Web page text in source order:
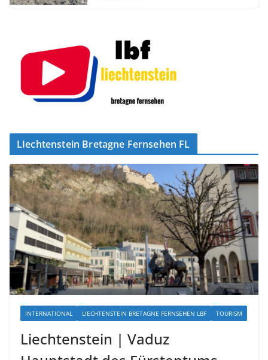
LIechtenstein Bretagne Fernsehen FL
INTERNATIONAL LIECHTENSTEIN BRETAGNE FERNSEHEN LBF TOURISM
Liechtenstein | Vaduz